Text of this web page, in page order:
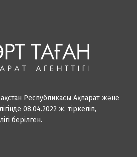
Республикасы Ақпарат және
08.04.2022 ж. тіркеліп,
берілген.